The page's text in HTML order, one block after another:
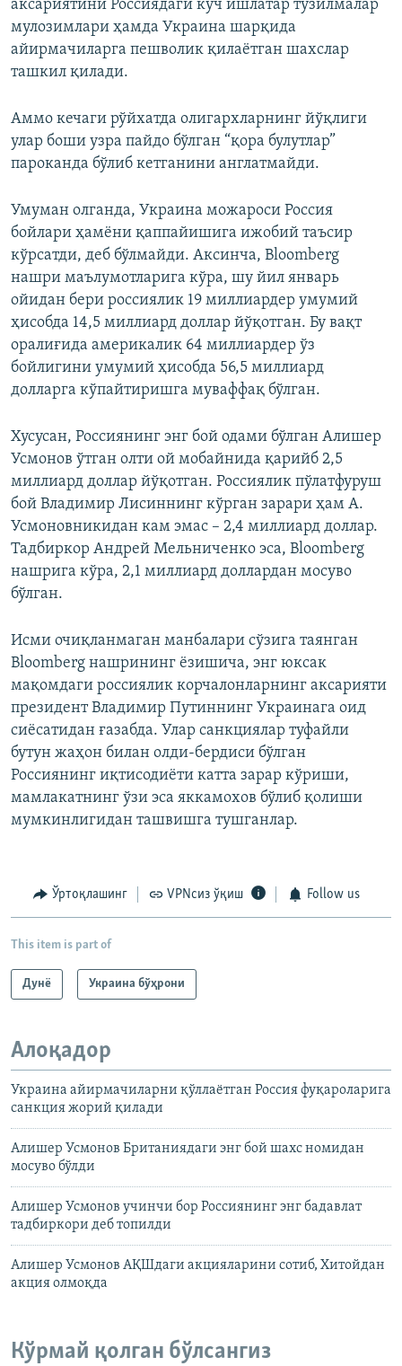
аксариятини Россиядаги куч ишлатар тузилмалар
мулозимлари ҳамда Украина шарқида
айирмачиларга пешволик қилаётган шахслар
ташкил қилади.
Аммо кечаги рўйхатда олигархларнинг йўқлиги
улар боши узра пайдо бўлган “қора булутлар”
пароканда бўлиб кетганини англатмайди.
Умуман олганда, Украина можароси Россия
бойлари ҳамёни қаппайишига ижобий таъсир
кўрсатди, деб бўлмайди. Аксинча, Bloomberg
нашри маълумотларига кўра, шу йил январь
ойидан бери россиялик 19 миллиардер умумий
ҳисобда 14,5 миллиард доллар йўқотган. Бу вақт
оралиғида америкалик 64 миллиардер ўз
бойлигини умумий ҳисобда 56,5 миллиард
долларга кўпайтиришга муваффақ бўлган.
Хусусан, Россиянинг энг бой одами бўлган Алишер
Усмонов ўтган олти ой мобайнида қарийб 2,5
миллиард доллар йўқотган. Россиялик пўлатфуруш
бой Владимир Лисиннинг кўрган зарари ҳам А.
Усмоновникидан кам эмас – 2,4 миллиард доллар.
Тадбиркор Андрей Мельниченко эса, Bloomberg
нашрига кўра, 2,1 миллиард доллардан мосуво
бўлган.
Исми очиқланмаган манбалари сўзига таянган
Bloomberg нашрининг ёзишича, энг юксак
мақомдаги россиялик корчалонларнинг аксарияти
президент Владимир Путиннинг Украинага оид
сиёсатидан ғазабда. Улар санкциялар туфайли
бутун жаҳон билан олди-бердиси бўлган
Россиянинг иқтисодиёти катта зарар кўриши,
мамлакатнинг ўзи эса яккамохов бўлиб қолиши
мумкинлигидан ташвишга тушганлар.
Ўртоқлашинг VPNсиз ўқиш Follow us
This item is part of
Дунë Украина бўҳрони
Алоқадор
Украина айирмачиларни қўллаëтган Россия фуқароларига
санкция жорий қилади
Алишер Усмонов Британиядаги энг бой шахс номидан
мосуво бўлди
Алишер Усмонов учинчи бор Россиянинг энг бадавлат
тадбиркори деб топилди
Алишер Усмонов АҚШдаги акцияларини сотиб, Хитойдан
акция олмоқда
Кўрмай қолган бўлсангиз